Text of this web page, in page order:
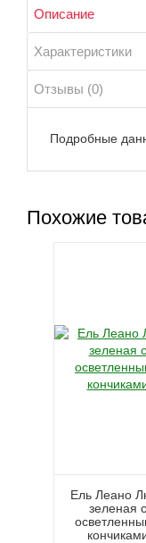
Описание
Характеристики
Отзывы (0)
Подробные
Похожие
Ель Леано
зеленая с